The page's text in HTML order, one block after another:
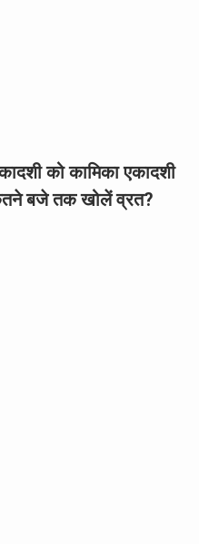
को कामिका एकादशी
बजे तक खोलें व्रत?